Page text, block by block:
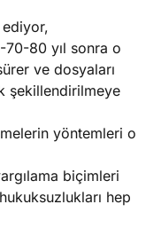
80 yıl sonra o
ve dosyaları
şekillendirilmeye
yöntemleri o
biçimleri
hep